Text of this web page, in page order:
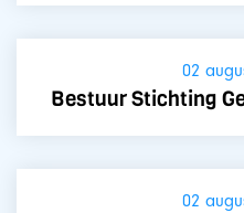
02
Bestuur Stichting
02